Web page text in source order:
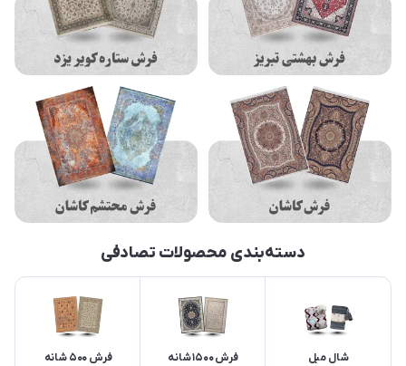
دسته‌بندی محصولات تصادفی
شال مبل فرش 1500 شانه فرش 500 شانه